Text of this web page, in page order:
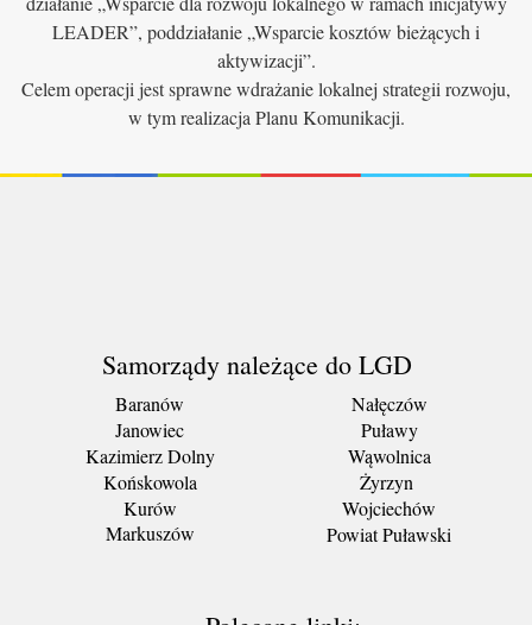
LEADER”, poddziałanie „Wsparcie kosztów bieżących i
aktywizacji”.
Celem operacji jest sprawne wdrażanie lokalnej strategii rozwoju,
w tym realizacja Planu Komunikacji.
Samorządy należące do LGD
Baranów
Janowiec
Kazimierz Dolny
Końskowola
Kurów
Markuszów
Nałęczów
Puławy
Wąwolnica
Żyrzyn
Wojciechów
Powiat Puławski